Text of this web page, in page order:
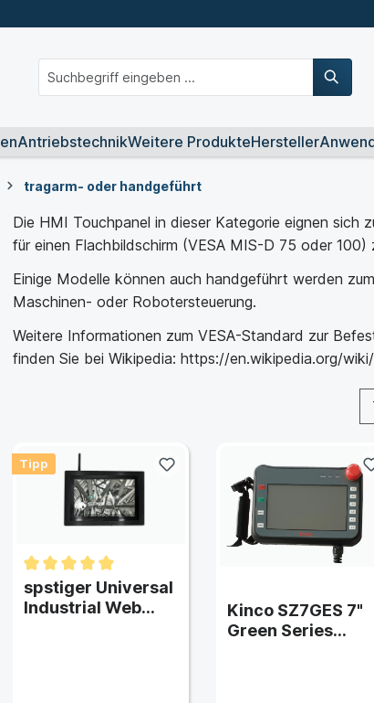
AntriebstechnikWeitere ProdukteHersteller
tragarm- oder handgeführt
Die HMI Touchpanel in dieser Kategorie eignen sich
für einen Flachbildschirm (VESA MIS-D 75 oder 100)
Einige Modelle können auch handgeführt werden
Maschinen- oder Robotersteuerung.
Weitere Informationen zum VESA-Standard zur
finden Sie bei Wikipedia: https://en.wikipedia.org/
Tipp
spstiger Universal
Industrial Web
Kinco SZ7GES 7"
Green Series